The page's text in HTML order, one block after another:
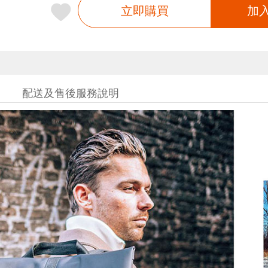
立即購買 加
配送及售後服務說明